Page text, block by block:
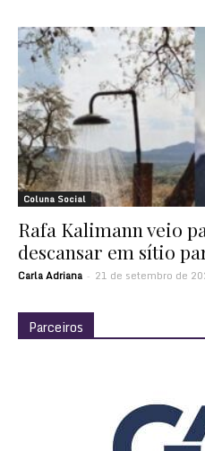
Coluna Social
Rafa Kalimann veio
descansar em sítio
Carla Adriana - 21 de setembro de
Parceiros